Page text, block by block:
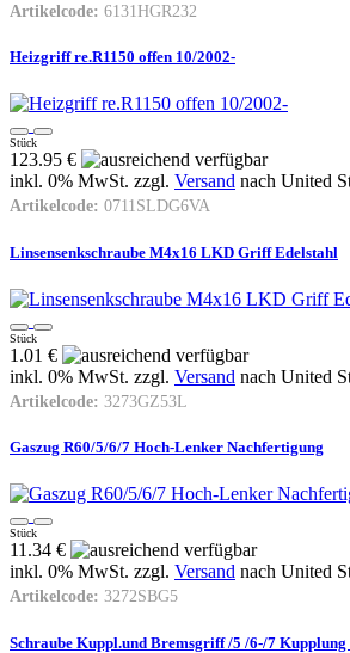
Artikelcode: 6131HGR232
Heizgriff re.R1150 offen 10/2002-
Stück
123.95 €
inkl. 0% MwSt. zzgl. Versand nach United
Artikelcode: 0711SLDG6VA
Linsensenkschraube M4x16 LKD Griff Edelstahl
Stück
1.01 €
inkl. 0% MwSt. zzgl. Versand nach United
Artikelcode: 3273GZ53L
Gaszug R60/5/6/7 Hoch-Lenker Nachfertigung
Stück
11.34 €
inkl. 0% MwSt. zzgl. Versand nach United
Artikelcode: 3272SBG5
Schraube Kuppl.und Bremsgriff /5 /6-/7 Kupplung